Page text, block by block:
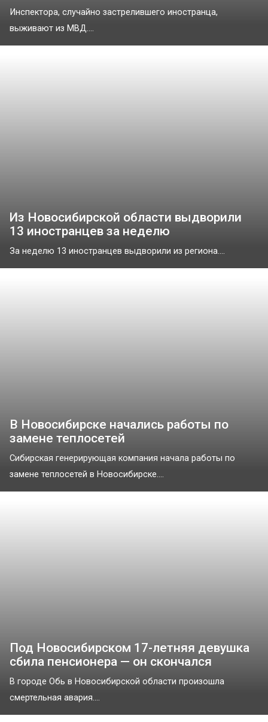
Инспектора, случайно застрелившего иностранца,
выживают из МВД....
Из Новосибирской области выдворили
13 иностранцев за неделю
За неделю 13 иностранцев выдворили из региона....
В Новосибирске начались работы по
замене теплосетей
Сибирская генерирующая компания начала работы по
замене теплосетей в Новосибирске....
Под Новосибирском 17-летняя девушка
сбила пенсионера — он скончался
В городе Обь в Новосибирской области произошла
смертельная авария....